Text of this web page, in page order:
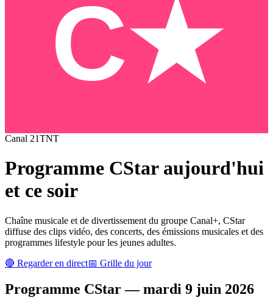
Canal 21TNT
Programme CStaraujourd'hui
et ce soir
Chaîne musicale et de divertissement du groupe Canal+, CStar
diffuse des clips vidéo, des concerts, des émissions musicales et des
programmes lifestyle pour les jeunes adultes.
🔴 Regarder en direct📅 Grille du jour
Programme CStar—mardi 9 juin 2026